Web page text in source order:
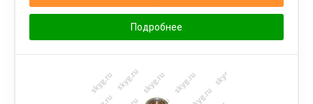
Подробнее